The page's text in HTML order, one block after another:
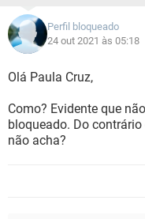
Perfil bloqueado
24 out 2021 às 05:18
Olá Paula Cruz,
Como? Evidente que
bloqueado. Do
não acha?